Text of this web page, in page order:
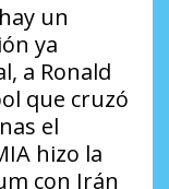
un
ya
a Ronald
que cruzó
el
hizo la
con Irán